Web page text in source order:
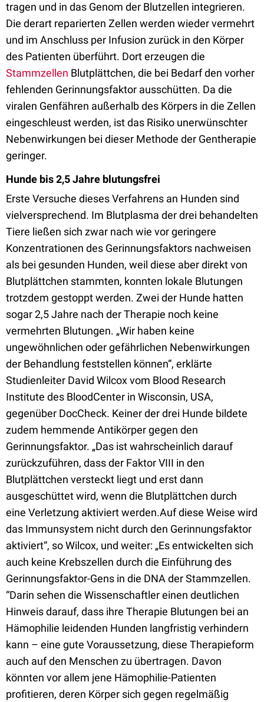
tragen und in das Genom der Blutzellen integrieren.
Die derart reparierten Zellen werden wieder vermehrt
und im Anschluss per Infusion zurück in den Körper
des Patienten überführt. Dort erzeugen die
Stammzellen Blutplättchen, die bei Bedarf den vorher
fehlenden Gerinnungsfaktor ausschütten. Da die
viralen Genfähren außerhalb des Körpers in die Zellen
eingeschleust werden, ist das Risiko unerwünschter
Nebenwirkungen bei dieser Methode der Gentherapie
geringer.
Hunde bis 2,5 Jahre blutungsfrei
Erste Versuche dieses Verfahrens an Hunden sind
vielversprechend. Im Blutplasma der drei behandelten
Tiere ließen sich zwar nach wie vor geringere
Konzentrationen des Gerinnungsfaktors nachweisen
als bei gesunden Hunden, weil diese aber direkt von
Blutplättchen stammten, konnten lokale Blutungen
trotzdem gestoppt werden. Zwei der Hunde hatten
sogar 2,5 Jahre nach der Therapie noch keine
vermehrten Blutungen. „Wir haben keine
ungewöhnlichen oder gefährlichen Nebenwirkungen
der Behandlung feststellen können“, erklärte
Studienleiter David Wilcox vom Blood Research
Institute des BloodCenter in Wisconsin, USA,
gegenüber DocCheck. Keiner der drei Hunde bildete
zudem hemmende Antikörper gegen den
Gerinnungsfaktor. „Das ist wahrscheinlich darauf
zurückzuführen, dass der Faktor VIII in den
Blutplättchen versteckt liegt und erst dann
ausgeschüttet wird, wenn die Blutplättchen durch
eine Verletzung aktiviert werden.Auf diese Weise wird
das Immunsystem nicht durch den Gerinnungsfaktor
aktiviert“, so Wilcox, und weiter: „Es entwickelten sich
auch keine Krebszellen durch die Einführung des
Gerinnungsfaktor-Gens in die DNA der Stammzellen.
“Darin sehen die Wissenschaftler einen deutlichen
Hinweis darauf, dass ihre Therapie Blutungen bei an
Hämophilie leidenden Hunden langfristig verhindern
kann – eine gute Voraussetzung, diese Therapieform
auch auf den Menschen zu übertragen. Davon
könnten vor allem jene Hämophilie-Patienten
profitieren, deren Körper sich gegen regelmäßig